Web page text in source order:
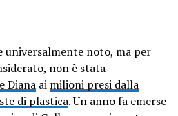
universalmente noto, ma per
non è stata
Diana ai milioni presi dalla
di plastica. Un anno fa emerse